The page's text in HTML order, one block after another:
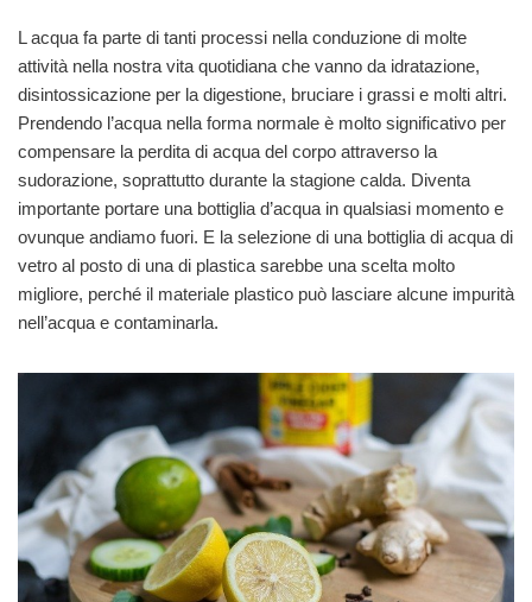
L acqua fa parte di tanti processi nella conduzione di molte
attività nella nostra vita quotidiana che vanno da idratazione,
disintossicazione per la digestione, bruciare i grassi e molti altri.
Prendendo l’acqua nella forma normale è molto significativo per
compensare la perdita di acqua del corpo attraverso la
sudorazione, soprattutto durante la stagione calda. Diventa
importante portare una bottiglia d’acqua in qualsiasi momento e
ovunque andiamo fuori. E la selezione di una bottiglia di acqua di
vetro al posto di una di plastica sarebbe una scelta molto
migliore, perché il materiale plastico può lasciare alcune impurità
nell’acqua e contaminarla.